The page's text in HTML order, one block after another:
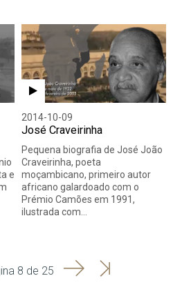
e
2014-10-09
José Craveirinha
Pequena biografia de José João
Craveirinha, poeta
moçambicano, primeiro autor
africano galardoado com o
Prémio Camões em 1991,
ilustrada com…
8 de 25 SeguinteÚltima